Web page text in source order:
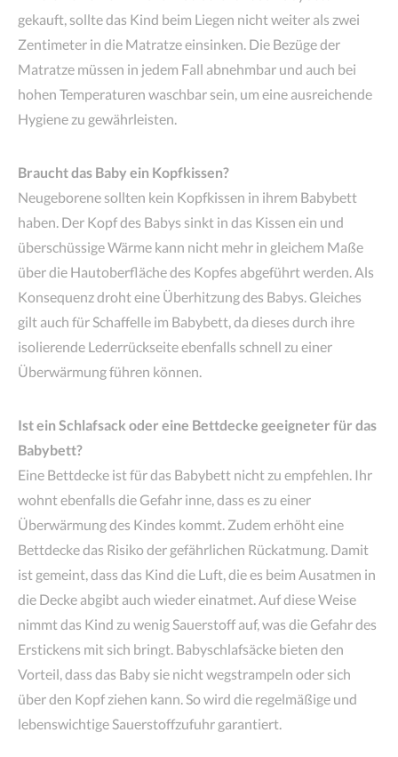
gekauft, sollte das Kind beim Liegen nicht weiter als zwei
Zentimeter in die Matratze einsinken. Die Bezüge der
Matratze müssen in jedem Fall abnehmbar und auch bei
hohen Temperaturen waschbar sein, um eine ausreichende
Hygiene zu gewährleisten.
Braucht das Baby ein Kopfkissen?
Neugeborene sollten kein Kopfkissen in ihrem Babybett
haben. Der Kopf des Babys sinkt in das Kissen ein und
überschüssige Wärme kann nicht mehr in gleichem Maße
über die Hautoberfläche des Kopfes abgeführt werden. Als
Konsequenz droht eine Überhitzung des Babys. Gleiches
gilt auch für Schaffelle im Babybett, da dieses durch ihre
isolierende Lederrückseite ebenfalls schnell zu einer
Überwärmung führen können.
Ist ein Schlafsack oder eine Bettdecke geeigneter für das
Babybett?
Eine Bettdecke ist für das Babybett nicht zu empfehlen. Ihr
wohnt ebenfalls die Gefahr inne, dass es zu einer
Überwärmung des Kindes kommt. Zudem erhöht eine
Bettdecke das Risiko der gefährlichen Rückatmung. Damit
ist gemeint, dass das Kind die Luft, die es beim Ausatmen in
die Decke abgibt auch wieder einatmet. Auf diese Weise
nimmt das Kind zu wenig Sauerstoff auf, was die Gefahr des
Erstickens mit sich bringt. Babyschlafsäcke bieten den
Vorteil, dass das Baby sie nicht wegstrampeln oder sich
über den Kopf ziehen kann. So wird die regelmäßige und
lebenswichtige Sauerstoffzufuhr garantiert.